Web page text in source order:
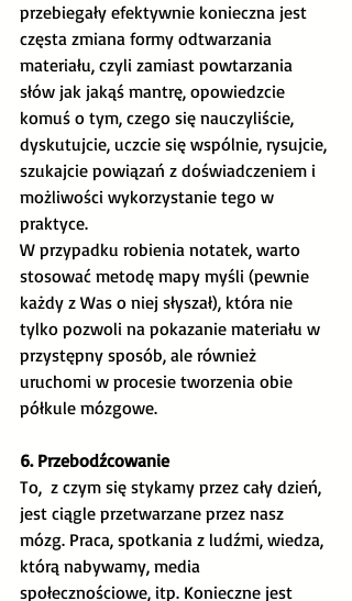
przebiegały efektywnie konieczna jest
częsta zmiana formy odtwarzania
materiału, czyli zamiast powtarzania
słów jak jakąś mantrę, opowiedzcie
komuś o tym, czego się nauczyliście,
dyskutujcie, uczcie się wspólnie, rysujcie,
szukajcie powiązań z doświadczeniem i
możliwości wykorzystanie tego w
praktyce.
W przypadku robienia notatek, warto
stosować metodę mapy myśli (pewnie
każdy z Was o niej słyszał), która nie
tylko pozwoli na pokazanie materiału w
przystępny sposób, ale również
uruchomi w procesie tworzenia obie
półkule mózgowe.
6. Przebodźcowanie
To,  z czym się stykamy przez cały dzień,
jest ciągle przetwarzane przez nasz
mózg. Praca, spotkania z ludźmi, wiedza,
którą nabywamy, media
społecznościowe, itp. Konieczne jest